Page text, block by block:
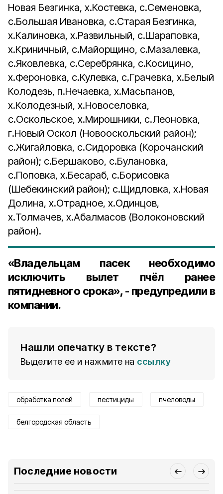
Новая Безгинка, х.Костевка, с.Семеновка,
с.Большая Ивановка, с.Старая Безгинка,
х.Калиновка, х.Развильный, с.Шараповка,
х.Криничный, с.Майорщино, с.Мазалевка,
с.Яковлевка, с.Серебрянка, с.Косицино,
х.Фероновка, с.Кулевка, с.Грачевка, х.Белый
Колодезь, п.Нечаевка, х.Масьпанов,
х.Колодезный, х.Новоселовка,
с.Оскольское, х.Мирошники, с.Леоновка,
г.Новый Оскол (Новооскольский район);
с.Жигайловка, с.Сидоровка (Корочанский
район); с.Бершаково, с.Булановка,
с.Поповка, х.Бесараб, с.Борисовка
(Шебекинский район); с.Щидловка, х.Новая
Долина, х.Отрадное, х.Одинцов,
х.Толмачев, х.Абалмасов (Волоконовский
район).
«Владельцам пасек необходимо
исключить вылет пчёл ранее
пятидневного срока», - предупредили в
компании.
Нашли опечатку в тексте?
Выделите ее и нажмите на ссылку
обработка полей пестициды пчеловоды
белгородская область
Последние новости